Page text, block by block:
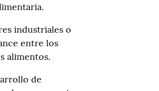
industriales o
entre los
alimentos.
de